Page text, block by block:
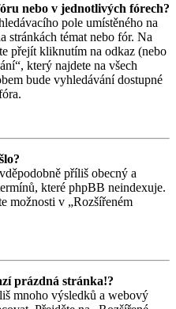
nebo v jednotlivých fórech?
pole umístěného na
stránkách témat nebo fór. Na
přejít kliknutím na odkaz (nebo
který najdete na všech
bude vyhledávání dostupné
příliš obecný a
které phpBB neindexuje.
možnosti v „Rozšířeném
prázdná stránka!?
mnoho výsledků a webový